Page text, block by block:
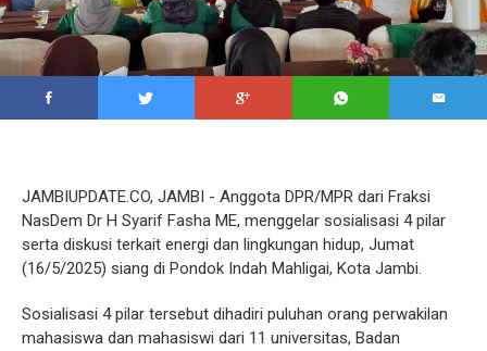
JAMBIUPDATE.CO, JAMBI - Anggota DPR/MPR dari Fraksi
NasDem Dr H Syarif Fasha ME, menggelar sosialisasi 4 pilar
serta diskusi terkait energi dan lingkungan hidup, Jumat
(16/5/2025) siang di Pondok Indah Mahligai, Kota Jambi.
Sosialisasi 4 pilar tersebut dihadiri puluhan orang perwakilan
mahasiswa dan mahasiswi dari 11 universitas, Badan